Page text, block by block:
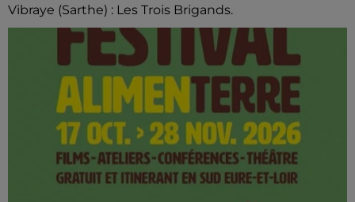
Vibraye (Sarthe) : Les Trois Brigands.